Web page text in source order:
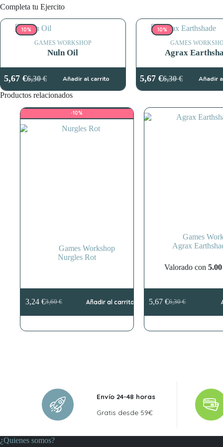
Completa tu Ejercito
10%
GAMES WORKSHOP
Nuln Oil
6,30€
El
precio
6,30 €.
5,67 €El
precio
5,67 €.
Añadir al carrito
10%
GAMES
Agrax
6,30€
El
precio
5,67 €El
precio
Añadir
Productos relacionados
-10%
Games Workshop
Nurgles Rot
3,60€
El
precio
era:
3,24 €El
precio
es:
Añadir al carrito
Games
Agrax
Valorado con 5.00
6,30€
El
precio
era:
5,67€El
precio
es:
Envío 24-48 horas
Gratis desde 59€
¿Quienes somos?